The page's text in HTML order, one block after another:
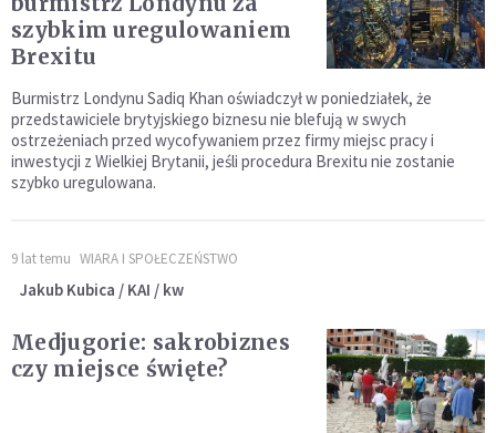
szybkim uregulowaniem
Brexitu
Burmistrz Londynu Sadiq Khan oświadczył w poniedziałek, że
przedstawiciele brytyjskiego biznesu nie blefują w swych
ostrzeżeniach przed wycofywaniem przez firmy miejsc pracy i
inwestycji z Wielkiej Brytanii, jeśli procedura Brexitu nie zostanie
szybko uregulowana.
9 lat temu WIARA I SPOŁECZEŃSTWO
Jakub Kubica / KAI / kw
Medjugorie: sakrobiznes
czy miejsce święte?